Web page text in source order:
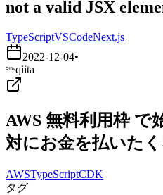
not a valid JSX
TypeScriptVSCodeNext.js
2022-12-04•
qiita
AWS 無料利用枠 で
対にお金を払いたく
AWSTypeScriptCDK
タグ